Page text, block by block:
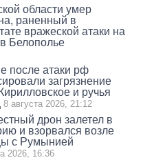
области умер
раненный в
вражеской атаки на
Белополье
после атаки рф
загрязнение
и ручья
8 августа 2026, 21:12
дрон залетел в
и взорвался возле
с Румынией
2026, 16:36